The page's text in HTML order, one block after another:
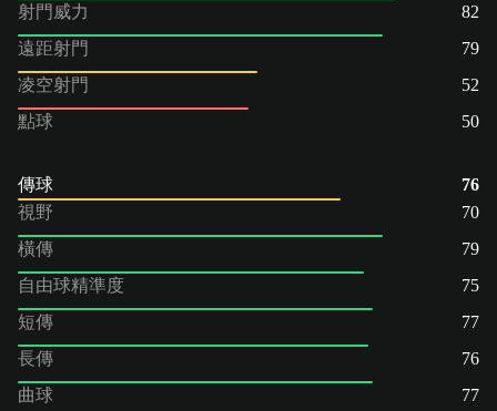
射門威力
82
遠距射門
79
凌空射門
52
點球
50
傳球
76
視野
70
橫傳
79
自由球精準度
75
短傳
77
長傳
76
曲球
77